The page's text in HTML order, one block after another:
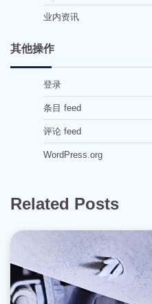
业内资讯
其他操作
登录
条目 feed
评论 feed
WordPress.org
Related Posts